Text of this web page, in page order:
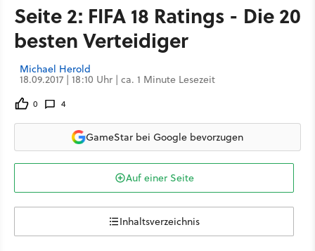
Seite 2: FIFA 18 Ratings - Die 20
besten Verteidiger
Michael Herold
18.09.2017 | 18:10 Uhr | ca. 1 Minute Lesezeit
0 4
GameStar bei Google bevorzugen
Auf einer Seite
Inhaltsverzeichnis